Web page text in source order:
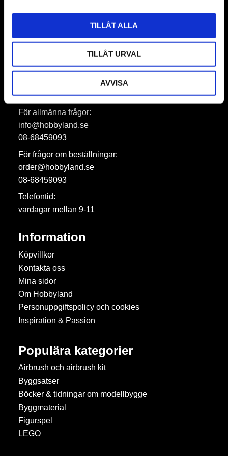
TILLÅT ALLA
TILLÅT URVAL
AVVISA
Prenumerera
Dina personuppgifter behandlas i enlighet med vårintegritetspolicy.
Hobbyland AB
För allmänna frågor:
info@hobbyland.se
08-68459093
För frågor om beställningar:
order@hobbyland.se
08-68459093
Telefontid:
vardagar mellan 9-11
Information
Köpvillkor
Kontakta oss
Mina sidor
Om Hobbyland
Personuppgiftspolicy och cookies
Inspiration & Passion
Populära kategorier
Airbrush och airbrush kit
Byggsatser
Böcker & tidningar om modellbygge
Byggmaterial
Figurspel
LEGO